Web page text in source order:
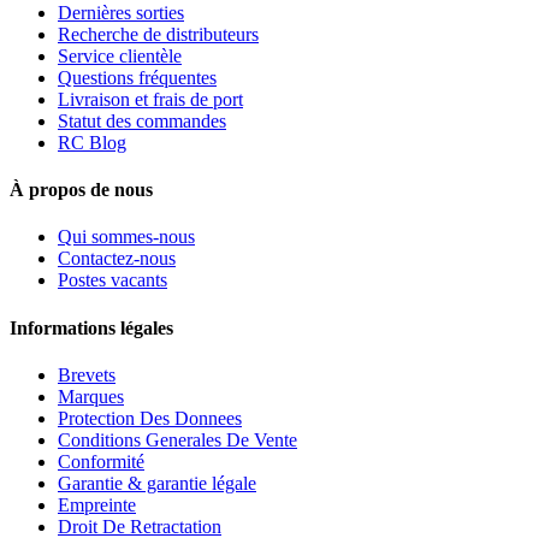
Dernières sorties
Recherche de distributeurs
Service clientèle
Questions fréquentes
Livraison et frais de port
Statut des commandes
RC Blog
À propos de nous
Qui sommes-nous
Contactez-nous
Postes vacants
Informations légales
Brevets
Marques
Protection Des Donnees
Conditions Generales De Vente
Conformité
Garantie & garantie légale
Empreinte
Droit De Retractation